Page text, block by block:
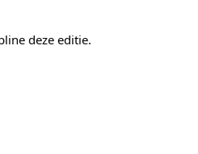
deze editie.